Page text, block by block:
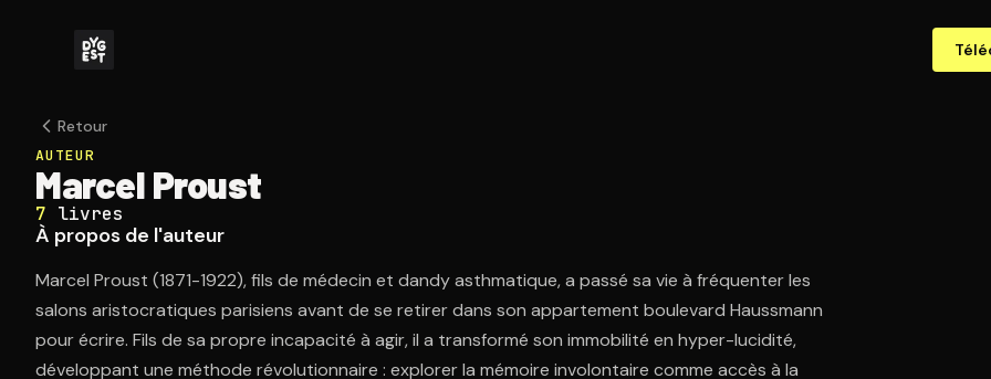
Retour
AUTEUR
Marcel Proust
7 livres
À propos de l'auteur
Marcel Proust (1871-1922), fils de médecin et dandy asthmatique, a passé sa vie à fréquenter les
salons aristocratiques parisiens avant de se retirer dans son appartement boulevard Haussmann
pour écrire. Fils de sa propre incapacité à agir, il a transformé son immobilité en hyper-lucidité,
développant une méthode révolutionnaire : explorer la mémoire involontaire comme accès à la